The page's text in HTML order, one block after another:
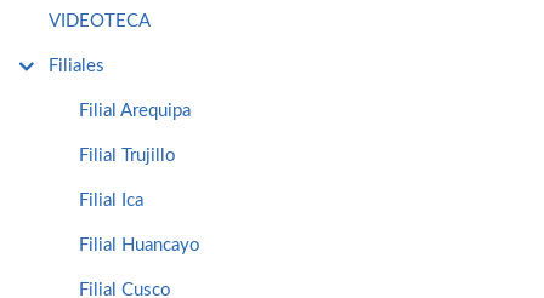
VIDEOTECA
Filiales
Filial Arequipa
Filial Trujillo
Filial Ica
Filial Huancayo
Filial Cusco